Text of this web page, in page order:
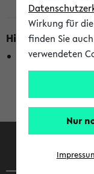
Hinweise zur Liste
Die Anzeige ist
vom im eKVV
Wirkung für
finden Sie
verwendeten
Nur